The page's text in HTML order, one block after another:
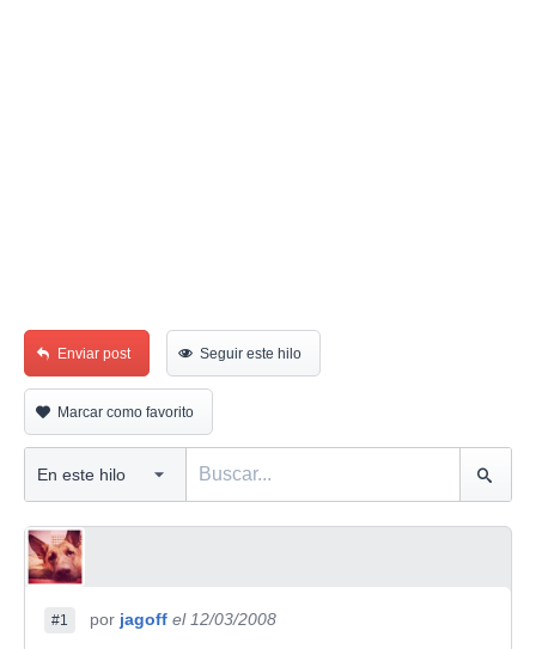
Enviar post Seguir este hilo
Marcar como favorito
#1 por jagoff el 12/03/2008